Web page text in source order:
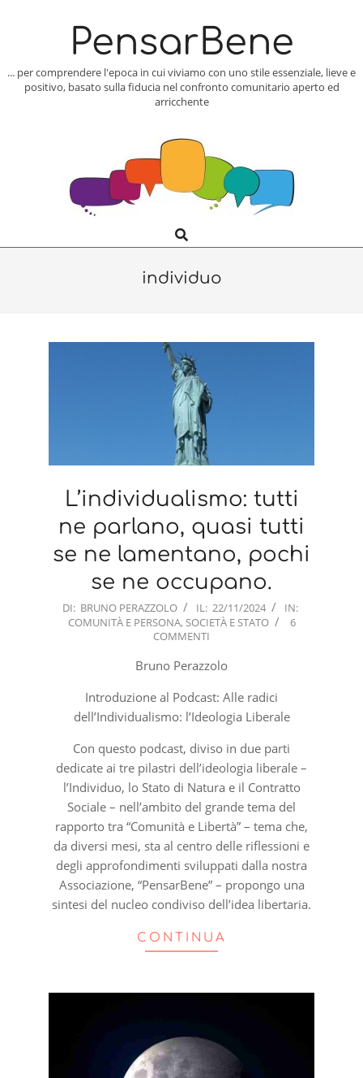
PensarBene
... per comprendere l'epoca in cui viviamo con uno stile essenziale, lieve e
positivo, basato sulla fiducia nel confronto comunitario aperto ed
arricchente
Navigation
Search
individuo
L’individualismo: tutti
ne parlano, quasi tutti
se ne lamentano, pochi
se ne occupano.
2024-
DI: BRUNO PERAZZOLO IL: 22/11/2024
IN:
COMUNITÀ E PERSONA, SOCIETÀ E STATO
6
COMMENTI
Bruno Perazzolo
Introduzione al Podcast: Alle radici
dell’Individualismo: l’Ideologia Liberale
Con questo podcast, diviso in due parti
dedicate ai tre pilastri dell’ideologia liberale –
l’Individuo, lo Stato di Natura e il Contratto
Sociale – nell’ambito del grande tema del
rapporto tra “Comunità e Libertà” – tema che,
da diversi mesi, sta al centro delle riflessioni e
degli approfondimenti sviluppati dalla nostra
Associazione, “PensarBene” – propongo una
sintesi del nucleo condiviso dell’idea libertaria.
CONTINUA